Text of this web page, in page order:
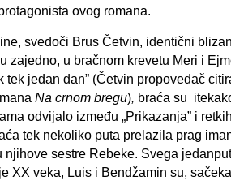
ovog romana.
svedoči Brus Četvin, identični
zajedno, u bračnom krevetu Meri i
tek jedan dan” (Četvin propovedač
Na crnom bregu), braća su
odvijalo između „Prikazanja” i
tek nekoliko puta prelazila prag
njihove sestre Rebeke. Svega
XX veka, Luis i Bendžamin su,